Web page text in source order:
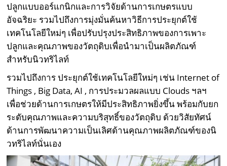
ปลูกแบบออร์แกนิกและการวิจัยด้านการเกษตรแบบ
อัจฉริยะ รวมไปถึงการมุ่งมั่นค้นหาวิธีการประยุกต์ใช้
เทคโนโลยีใหม่ๆ เพื่อปรับปรุงประสิทธิภาพของการเพาะ
ปลูกและคุณภาพของวัตถุดิบเพื่อนำมาเป็นผลิตภัณฑ์
สำหรับนิวทริไลท์
รวมไปถึงการ ประยุกต์ใช้เทคโนโลยีใหม่ๆ เช่น Internet of
Things , Big Data, AI , การประมวลผลแบบ Clouds ฯลฯ
เพื่อช่วยด้านการเกษตรให้มีประสิทธิภาพยิ่งขึ้น พร้อมกับยก
ระดับคุณภาพและความบริสุทธิ์ของวัตถุดิบ ด้วยวิสัยทัศน์
ด้านการพัฒนาความเป็นเลิศด้านคุณภาพผลิตภัณฑ์ของนิ
วทริไลท์นั่นเอง